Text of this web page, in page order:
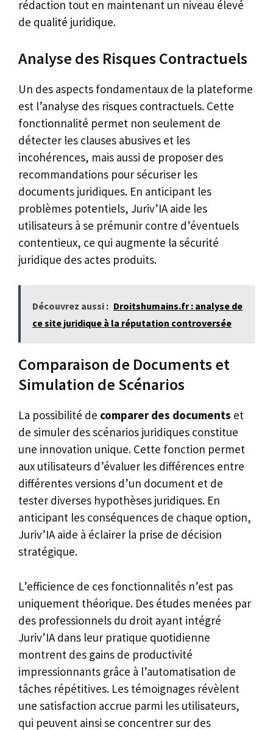
rédaction tout en maintenant un niveau élevé
de qualité juridique.
Analyse des Risques Contractuels
Un des aspects fondamentaux de la plateforme
est l’analyse des risques contractuels. Cette
fonctionnalité permet non seulement de
détecter les clauses abusives et les
incohérences, mais aussi de proposer des
recommandations pour sécuriser les
documents juridiques. En anticipant les
problèmes potentiels, Juriv’IA aide les
utilisateurs à se prémunir contre d’éventuels
contentieux, ce qui augmente la sécurité
juridique des actes produits.
Découvrez aussi : Droitshumains.fr : analyse de
ce site juridique à la réputation controversée
Comparaison de Documents et
Simulation de Scénarios
La possibilité de comparer des documents et
de simuler des scénarios juridiques constitue
une innovation unique. Cette fonction permet
aux utilisateurs d’évaluer les différences entre
différentes versions d’un document et de
tester diverses hypothèses juridiques. En
anticipant les conséquences de chaque option,
Juriv’IA aide à éclairer la prise de décision
stratégique.
L’efficience de ces fonctionnalités n’est pas
uniquement théorique. Des études menées par
des professionnels du droit ayant intégré
Juriv’IA dans leur pratique quotidienne
montrent des gains de productivité
impressionnants grâce à l’automatisation de
tâches répétitives. Les témoignages révèlent
une satisfaction accrue parmi les utilisateurs,
qui peuvent ainsi se concentrer sur des